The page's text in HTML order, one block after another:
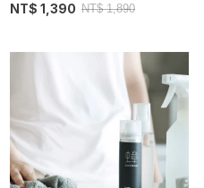
NT$ 1,390 NT$ 1,890